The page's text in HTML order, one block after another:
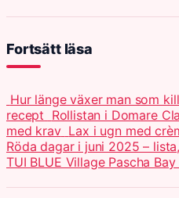
Fortsätt läsa
Hur länge växer man som
recept Rollistan i Domare
med krav Lax i ugn med
Röda dagar i juni 2025 –
TUI BLUE Village Pascha